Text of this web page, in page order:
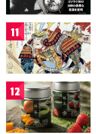
11
12